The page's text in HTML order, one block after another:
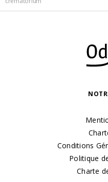
Conditions
Politique
Charte